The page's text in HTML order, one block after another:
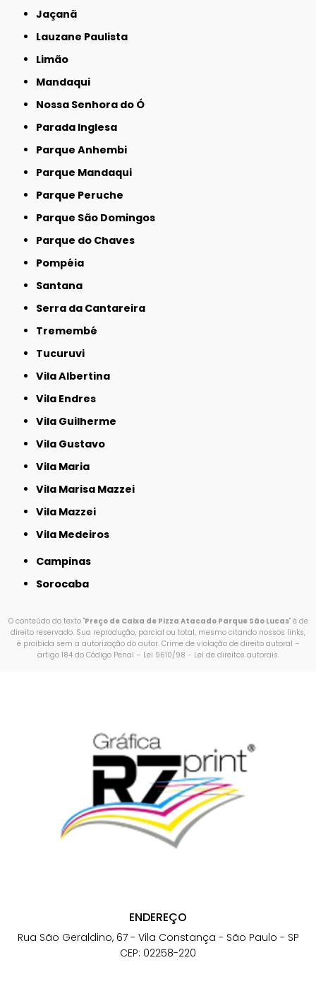
Jaçanã
Lauzane Paulista
Limão
Mandaqui
Nossa Senhora do Ó
Parada Inglesa
Parque Anhembi
Parque Mandaqui
Parque Peruche
Parque São Domingos
Parque do Chaves
Pompéia
Santana
Serra da Cantareira
Tremembé
Tucuruvi
Vila Albertina
Vila Endres
Vila Guilherme
Vila Gustavo
Vila Maria
Vila Marisa Mazzei
Vila Mazzei
Vila Medeiros
Campinas
Sorocaba
O conteúdo do texto "Preço de Caixa de Pizza Atacado Parque São Lucas" é de
direito reservado. Sua reprodução, parcial ou total, mesmo citando nossos links,
é proibida sem a autorização do autor. Crime de violação de direito autoral –
artigo 184 do Código Penal – Lei 9610/98 - Lei de direitos autorais.
ENDEREÇO
Rua São Geraldino, 67 - Vila Constança - São Paulo - SP
CEP: 02258-220